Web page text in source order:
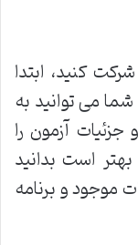
کنید، ابتدا
می توانید به
آزمون را
است بدانید
موجود و برنامه